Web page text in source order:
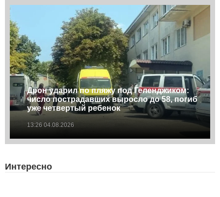
Дрон ударил по пляжу под Геленджиком:
число пострадавших выросло до 58, погиб
уже четвертый ребенок
13:26 04.08.2026
Интересно